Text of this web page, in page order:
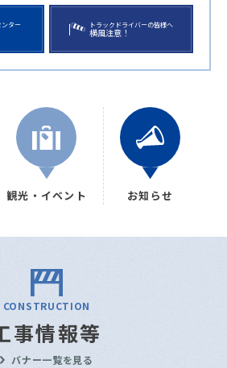
ンター トラックドライバーの皆様へ
横風注意！
観光・イベント お知らせ
CONSTRUCTION
事情報等
バナー一覧を見る